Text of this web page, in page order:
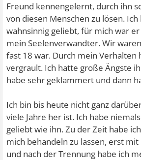
Freund kennengelernt, durch ihn
von diesen Menschen zu lösen. Ich
wahnsinnig geliebt, für mich war
mein Seelenverwandter. Wir
fast 18 war. Durch mein Verhalten
vergrault. Ich hatte große Ängste
habe sehr geklammert und dann
Ich bin bis heute nicht ganz
viele Jahre her ist. Ich habe
geliebt wie ihn. Zu der Zeit habe
mich behandeln zu lassen, erst
und nach der Trennung habe ich